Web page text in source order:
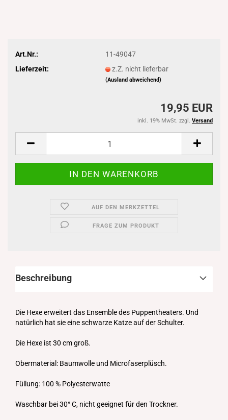
Art.Nr.:
11-49047
Lieferzeit:
z.Z. nicht lieferbar
(Ausland abweichend)
19,95 EUR
inkl. 19% MwSt. zzgl. Versand
AUF DEN MERKZETTEL
FRAGE ZUM PRODUKT
Beschreibung
Die Hexe erweitert das Ensemble des Puppentheaters. Und
natürlich hat sie eine schwarze Katze auf der Schulter.
Die Hexe ist 30 cm groß.
Obermaterial: Baumwolle und Microfaserplüsch.
Füllung: 100 % Polyesterwatte
Waschbar bei 30° C, nicht geeignet für den Trockner.